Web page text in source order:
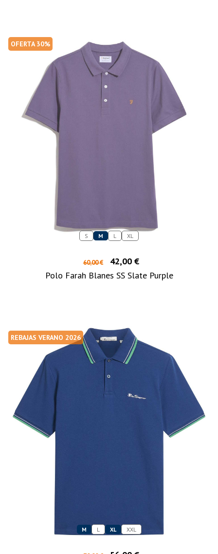
OFERTA 30%
S M L XL
60,00 €
42,00 €
Polo Farah Blanes SS Slate Purple
REBAJAS VERANO 2026
M L XL XXL